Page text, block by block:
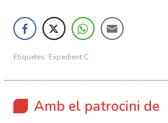
Etiquetes: Expedient C
Amb el patrocini de